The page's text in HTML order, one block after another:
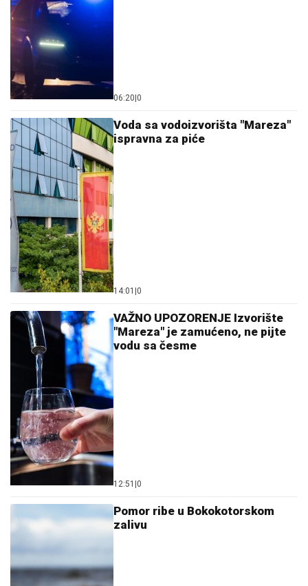
06:20 0
Voda sa vodoizvorišta "Mareza"
ispravna za piće
14:01 0
VAŽNO UPOZORENJE Izvorište
"Mareza" je zamućeno, ne pijte
vodu sa česme
12:51 0
Pomor ribe u Bokokotorskom
zalivu